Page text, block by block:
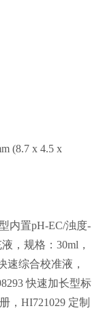
(8.7 x 4.5 x
内置pH-EC/浊度-
，规格：30ml，
速综合校准液，
快速加长型标
，HI721029 定制